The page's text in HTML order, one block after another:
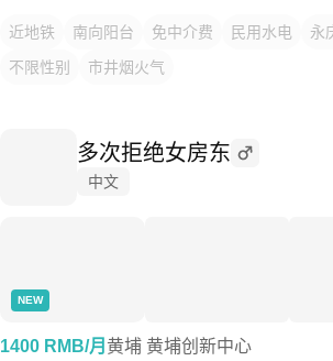
近地铁 南向阳台 免中介费 民用水电
永
不限性别
市井烟火气
多次拒绝女房东
中文
NEW
1400 RMB/月 黄埔 黄埔创新中心